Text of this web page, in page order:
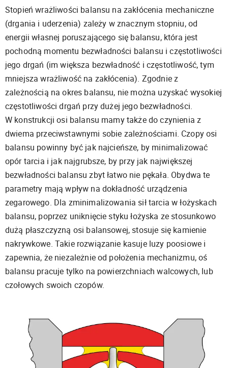
Stopień wrażliwości balansu na zakłócenia mechaniczne
(drgania i uderzenia) zależy w znacznym stopniu, od
energii własnej poruszającego się balansu, która jest
pochodną momentu bezwładności balansu i częstotliwości
jego drgań (im większa bezwładność i częstotliwość, tym
mniejsza wrażliwość na zakłócenia). Zgodnie z
zależnością na okres balansu, nie można uzyskać wysokiej
częstotliwości drgań przy dużej jego bezwładności.
W konstrukcji osi balansu mamy także do czynienia z
dwiema przeciwstawnymi sobie zależnościami. Czopy osi
balansu powinny być jak najcieńsze, by minimalizować
opór tarcia i jak najgrubsze, by przy jak największej
bezwładności balansu zbyt łatwo nie pękała. Obydwa te
parametry mają wpływ na dokładność urządzenia
zegarowego. Dla zminimalizowania sił tarcia w łożyskach
balansu, poprzez uniknięcie styku łożyska ze stosunkowo
dużą płaszczyzną osi balansowej, stosuje się kamienie
nakrywkowe. Takie rozwiązanie kasuje luzy poosiowe i
zapewnia, że niezależnie od położenia mechanizmu, oś
balansu pracuje tylko na powierzchniach walcowych, lub
czołowych swoich czopów.